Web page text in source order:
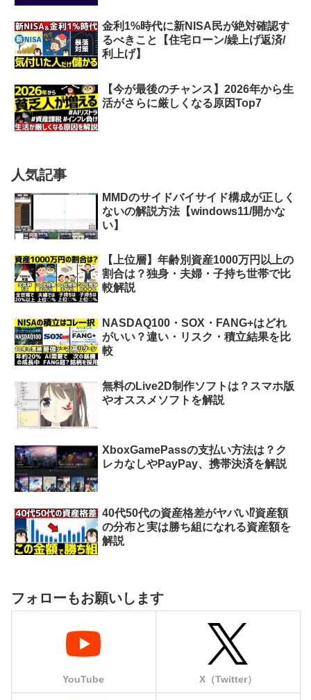
金利1%時代に新NISA民が絶対確認す
るべきこと【住宅ローン/繰上げ返済/
利上げ】
【今が最後のチャンス】2026年から生
活がさらに厳しくなる原因Top7
人気記事
MMDのサイドバイサイド構成が正しく
ないの解説方法【windows11/開かな
い】
【上位層】年齢別資産1000万円以上の
割合は？独身・夫婦・子持ち世帯で比
較解説
NASDAQ100・SOX・FANG+はどれ
がいい？違い・リスク・積立結果を比
較
無料のLive2D制作ソフトは？スマホ版
やオススメソフトを解説
XboxGamePassの支払い方法は？ク
レカなしやPayPay、携帯決済を解説
40代50代の資産格差がヤバい⁉︎資産額
の分布と実は勝ち組になれる資産額を
解説
フォローもお願いします
YouTube X（Twitter）